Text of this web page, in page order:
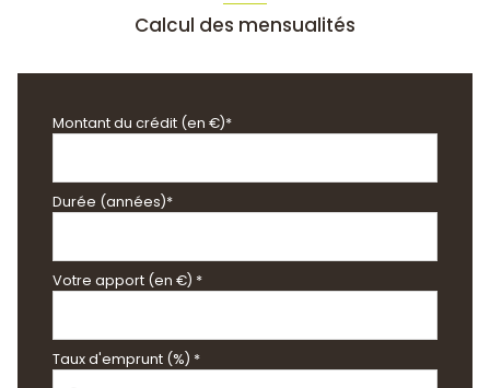
Calcul des mensualités
Montant du crédit (en €)*
Durée (années)*
Votre apport (en €) *
Taux d'emprunt (%) *